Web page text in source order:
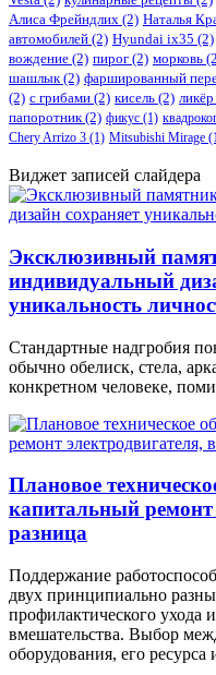
Алиса Фрейндлих (2) Наталья
автомобилей (2) ​Hyundai ix35 (2)
вождение (2) пирог (2) морковь
шашлык(2) фаршированный
(2) с грибами (2) кисель (2) ликёр
папоротник(2) фикус (1)
Chery Arrizo 3 (1) Mitsubishi Mirage
Виджет записей слайдера
Эксклюзивный
индивидуальный
уникальность
Стандартные надгробия
обычно обелиск, стела,
конкретном человеке,
Плановое
капитальный ремонт
разница
Поддержание
двух принципиально
профилактического ухода
вмешательства. Выбор
оборудования, его ресурса